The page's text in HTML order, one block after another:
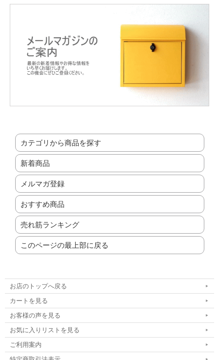
カテゴリから商品を探す
新着商品
メルマガ登録
おすすめ商品
売れ筋ランキング
このページの最上部に戻る
お店のトップへ戻る
カートを見る
お客様の声を見る
お気に入りリストを見る
ご利用案内